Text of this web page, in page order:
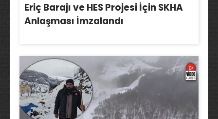
Eriç Barajı ve HES Projesi İçin SKHA
Anlaşması İmzalandı